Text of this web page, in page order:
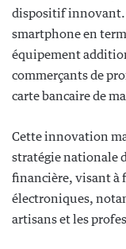
dispositif innovant.
smartphone en
équipement
commerçants de
carte bancaire de
Cette innovation
stratégie nationale
financière, visant à
électroniques,
artisans et les